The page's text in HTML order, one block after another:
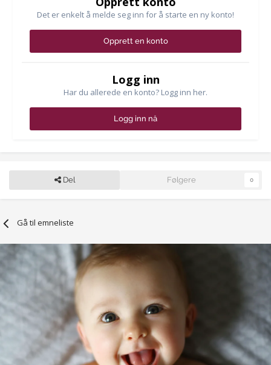
Det er enkelt å melde seg inn for å starte en ny konto!
Opprett en konto
Logg inn
Har du allerede en konto? Logg inn her.
Logg inn nå
Del Følgere 0
Gå til emneliste